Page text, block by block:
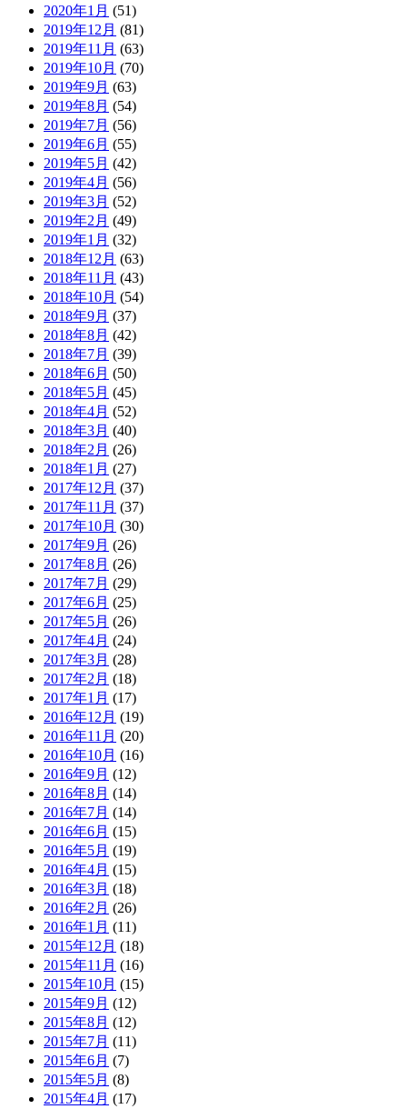
2020年1月 (51)
2019年12月 (81)
2019年11月 (63)
2019年10月 (70)
2019年9月 (63)
2019年8月 (54)
2019年7月 (56)
2019年6月 (55)
2019年5月 (42)
2019年4月 (56)
2019年3月 (52)
2019年2月 (49)
2019年1月 (32)
2018年12月 (63)
2018年11月 (43)
2018年10月 (54)
2018年9月 (37)
2018年8月 (42)
2018年7月 (39)
2018年6月 (50)
2018年5月 (45)
2018年4月 (52)
2018年3月 (40)
2018年2月 (26)
2018年1月 (27)
2017年12月 (37)
2017年11月 (37)
2017年10月 (30)
2017年9月 (26)
2017年8月 (26)
2017年7月 (29)
2017年6月 (25)
2017年5月 (26)
2017年4月 (24)
2017年3月 (28)
2017年2月 (18)
2017年1月 (17)
2016年12月 (19)
2016年11月 (20)
2016年10月 (16)
2016年9月 (12)
2016年8月 (14)
2016年7月 (14)
2016年6月 (15)
2016年5月 (19)
2016年4月 (15)
2016年3月 (18)
2016年2月 (26)
2016年1月 (11)
2015年12月 (18)
2015年11月 (16)
2015年10月 (15)
2015年9月 (12)
2015年8月 (12)
2015年7月 (11)
2015年6月 (7)
2015年5月 (8)
2015年4月 (17)